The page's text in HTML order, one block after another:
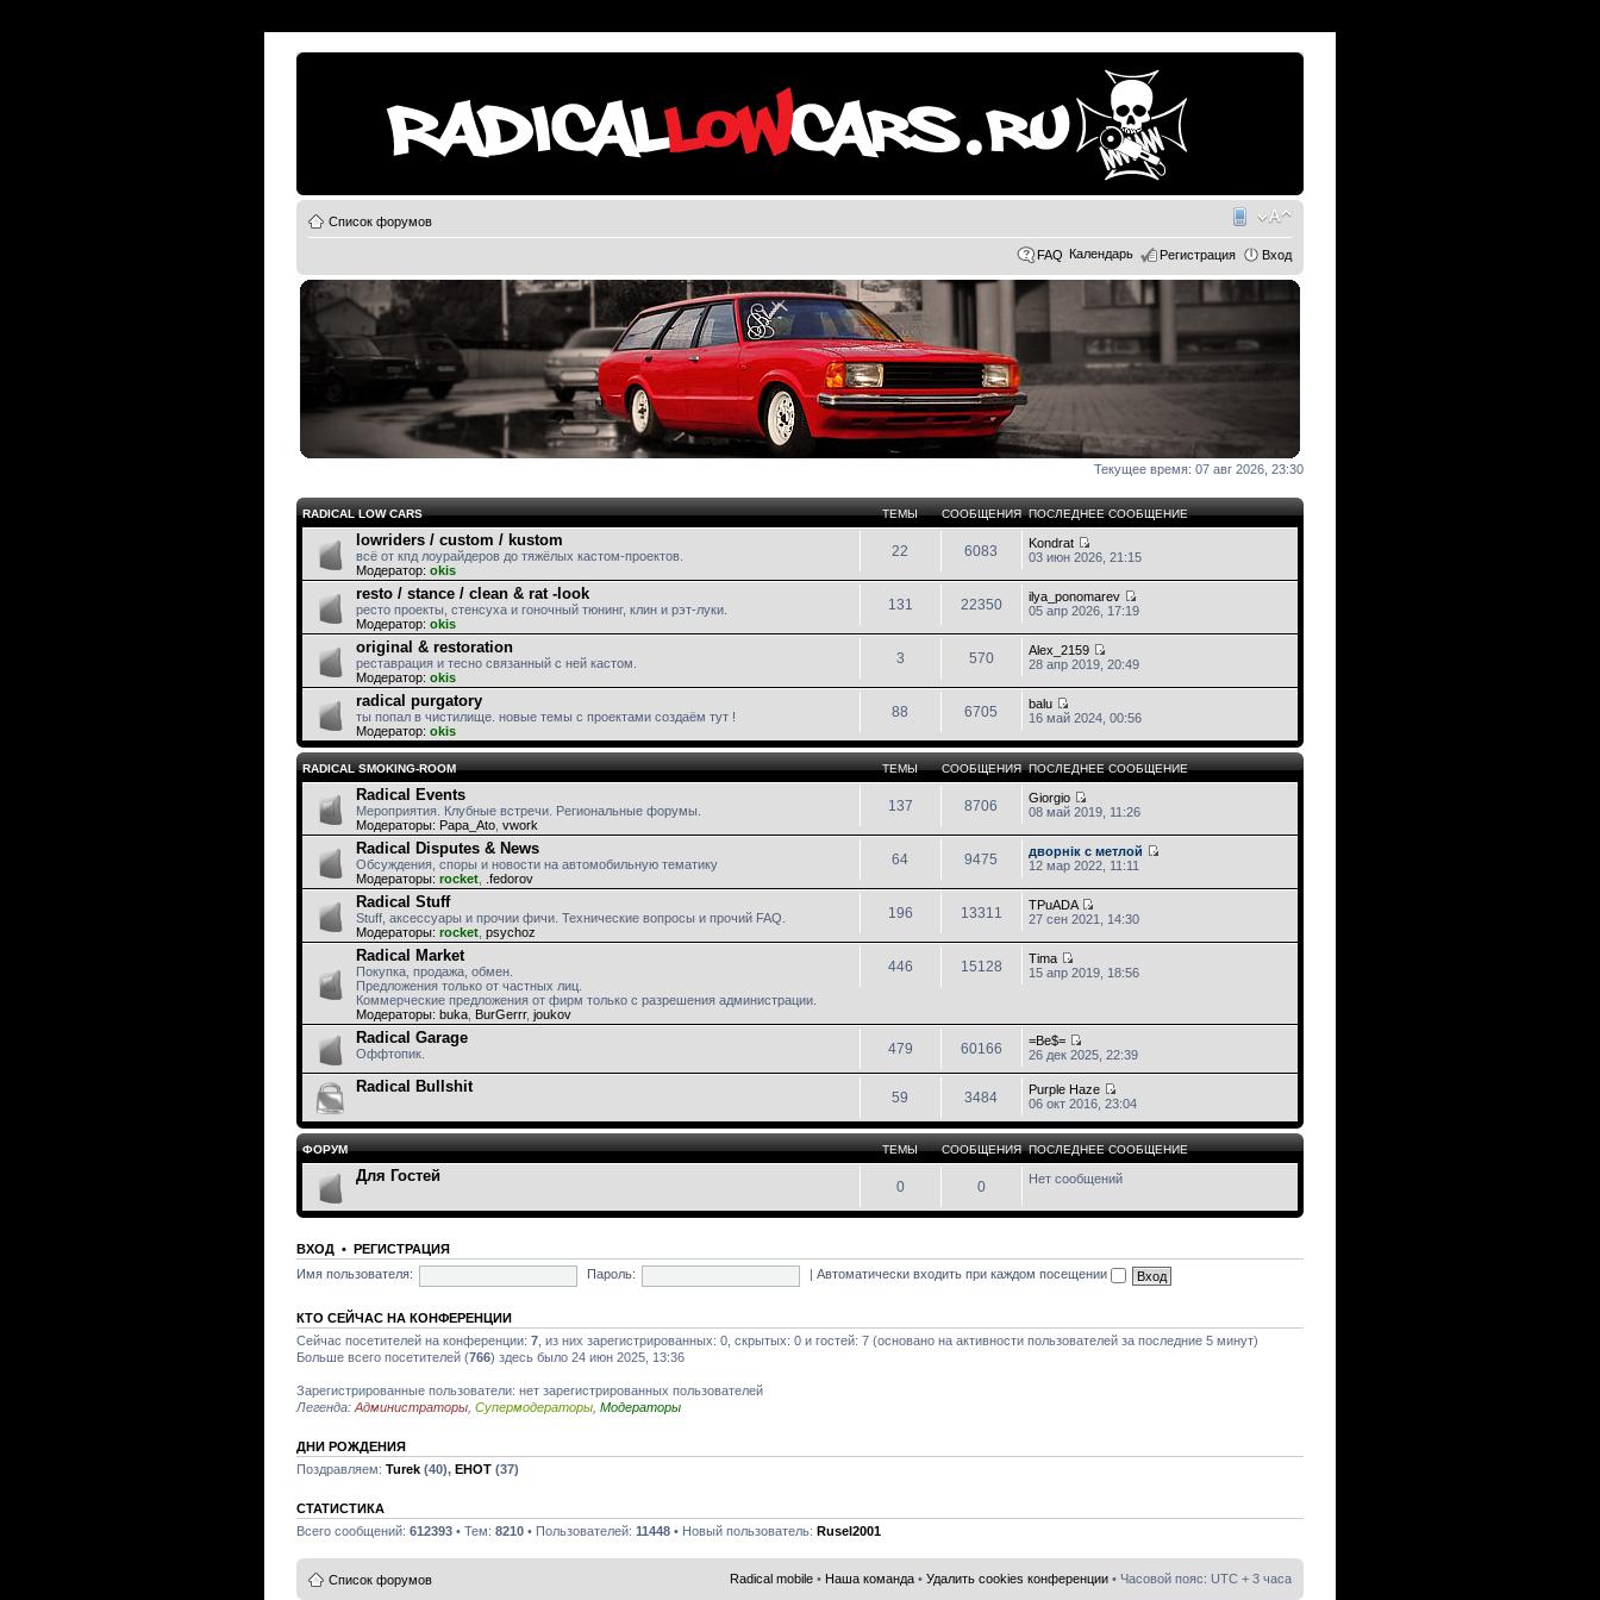
Список форумов
FAQ Календарь Регистрация Вход
Текущее время: 07 авг 2026, 23:30
RADICAL LOW CARS ТЕМЫ СООБЩЕНИЯ ПОСЛЕДНЕЕ СООБЩЕНИЕ
lowriders / custom / kustom
всё от кпд лоурайдеров до тяжёлых кастом-проектов.
Модератор: okis
22 6083
Kondrat
03 июн 2026, 21:15
resto / stance / clean & rat -look
ресто проекты, стенсуха и гоночный тюнинг, клин и рэт-луки.
Модератор: okis
131 22350
ilya_ponomarev
05 апр 2026, 17:19
original & restoration
реставрация и тесно связанный с ней кастом.
Модератор: okis
3 570
Alex_2159
28 апр 2019, 20:49
radical purgatory
ты попал в чистилище. новые темы с проектами создаём тут !
Модератор: okis
88 6705
balu
16 май 2024, 00:56
RADICAL SMOKING-ROOM ТЕМЫ СООБЩЕНИЯ ПОСЛЕДНЕЕ СООБЩЕНИЕ
Radical Events
Мероприятия. Клубные встречи. Региональные форумы.
Модераторы: Papa_Ato vwork
137 8706
Giorgio
08 май 2019, 11:26
Radical Disputes & News
Обсуждения, споры и новости на автомобильную тематику
Модераторы: rocket .fedorov
64 9475
дворнiк с метлой
12 мар 2022, 11:11
Radical Stuff
Stuff, аксессуары и прочии фичи. Технические вопросы и прочий FAQ.
Модераторы: rocket psychoz
196 13311
TPuADA
27 сен 2021, 14:30
Radical Market
Покупка, продажа, обмен.
Предложения только от частных лиц.
Коммерческие предложения от фирм только с разрешения администрации.
Модераторы: buka BurGerrr, joukov
446 15128
Tima
15 апр 2019, 18:56
Radical Garage
Оффтопик. 479 60166
=Be$=
26 дек 2025, 22:39
Radical Bullshit
59 3484
Purple Haze
06 окт 2016, 23:04
ФОРУМ ТЕМЫ СООБЩЕНИЯ ПОСЛЕДНЕЕ СООБЩЕНИЕ
Для Гостей
0 0 Нет сообщений
ВХОД • РЕГИСТРАЦИЯ
Имя пользователя:
Пароль: Автоматически входить при каждом посещении
КТО СЕЙЧАС НА КОНФЕРЕНЦИИ
Сейчас посетителей на конференции: 7 , из них зарегистрированных: 0, скрытых: 0 и гостей: 7 (основано на активности пользователей за последние 5 минут)
Больше всего посетителей (766) здесь было 24 июн 2025, 13:36
Зарегистрированные пользователи: нет зарегистрированных пользователей
Легенда: Администраторы Супермодераторы Модераторы
ДНИ РОЖДЕНИЯ
Поздравляем: Turek (40), EHOT (37)
СТАТИСТИКА
Всего сообщений: 612393 • Тем: 8210 • Пользователей: 11448 • Новый пользователь: Rusel2001
Список форумов Radical mobile • Наша команда • Удалить cookies конференции • Часовой пояс: UTC + 3 часа